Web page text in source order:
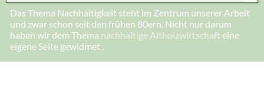
s
e
*
E
-
Das Thema Nachhaltigkeit steht im Zentrum unserer Arbeit
und zwar schon seit den frühen 80ern. Nicht nur darum
haben wir dem Thema nachhaltige Altholzwirtschaft eine
eigene Seite gewidmet .